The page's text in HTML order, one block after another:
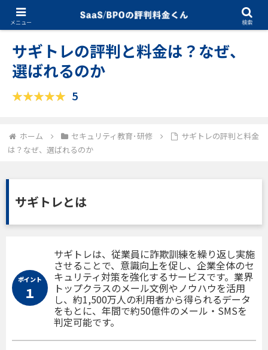
セキュリティ教育･研修 02.10.2026
サギトレの評判と料金は？なぜ、
選ばれるのか
5
ホーム セキュリティ教育･研修
サギトレの評判と料金
は？なぜ、選ばれるのか
サギトレとは
ポイント
１
サギトレは、従業員に詐欺訓練を繰り返し実施
させることで、意識向上を促し、企業全体のセ
キュリティ対策を強化するサービスです。業界
トップクラスのメール文例やノウハウを活用
し、約1,500万人の利用者から得られるデータ
をもとに、年間で約50億件のメール・SMSを
判定可能です。
メニュー 検索